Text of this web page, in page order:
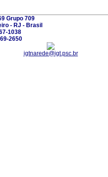
Grupo 709
- RJ - Brasil
1038
2650
igtnarede@igt.psc.br